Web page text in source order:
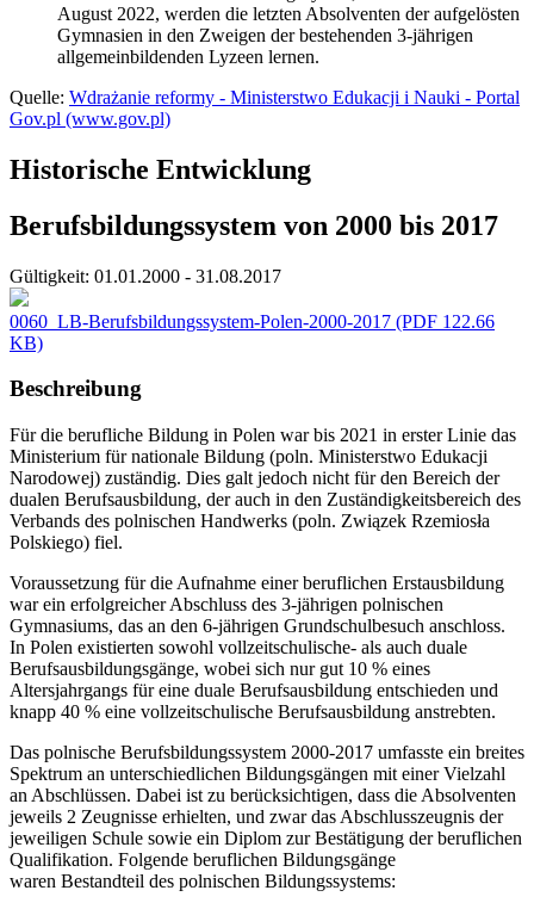
August 2022, werden die letzten Absolventen der aufgelösten
Gymnasien in den Zweigen der bestehenden 3-jährigen
allgemeinbildenden Lyzeen lernen.
Quelle: Wdrażanie reformy - Ministerstwo Edukacji i Nauki - Portal
Gov.pl (www.gov.pl)
Historische Entwicklung
Berufsbildungssystem von 2000 bis 2017
Gültigkeit: 01.01.2000 - 31.08.2017
0060_LB-Berufsbildungssystem-Polen-2000-2017 (PDF 122.66
KB)
Beschreibung
Für die berufliche Bildung in Polen war bis 2021 in erster Linie das
Ministerium für nationale Bildung (poln. Ministerstwo Edukacji
Narodowej) zuständig. Dies galt jedoch nicht für den Bereich der
dualen Berufsausbildung, der auch in den Zuständigkeitsbereich des
Verbands des polnischen Handwerks (poln. Związek Rzemiosła
Polskiego) fiel.
Voraussetzung für die Aufnahme einer beruflichen Erstausbildung
war ein erfolgreicher Abschluss des 3-jährigen polnischen
Gymnasiums, das an den 6-jährigen Grundschulbesuch anschloss.
In Polen existierten sowohl vollzeitschulische- als auch duale
Berufsausbildungsgänge, wobei sich nur gut 10 % eines
Altersjahrgangs für eine duale Berufsausbildung entschieden und
knapp 40 % eine vollzeitschulische Berufsausbildung anstrebten.
Das polnische Berufsbildungssystem 2000-2017 umfasste ein breites
Spektrum an unterschiedlichen Bildungsgängen mit einer Vielzahl
an Abschlüssen. Dabei ist zu berücksichtigen, dass die Absolventen
jeweils 2 Zeugnisse erhielten, und zwar das Abschlusszeugnis der
jeweiligen Schule sowie ein Diplom zur Bestätigung der beruflichen
Qualifikation. Folgende beruflichen Bildungsgänge
waren Bestandteil des polnischen Bildungssystems: